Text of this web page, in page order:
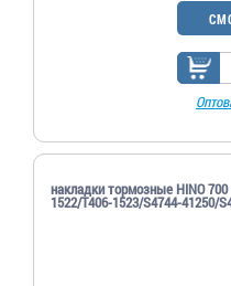
накладки тормозные HINO
1522/T406-1523/S4744-41250/